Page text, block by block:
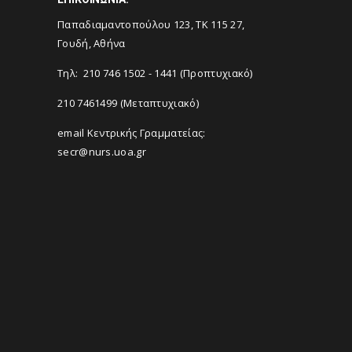
Παπαδιαμαντοπούλου 123, ΤΚ 115 27,
Γουδή, Αθήνα
Τηλ: 210 746 1502 - 1441 (Προπτυχιακό)
210 7461499 (Μεταπτυχιακό)
email Κεντρικής Γραμματείας:
secr@nurs.uoa.gr